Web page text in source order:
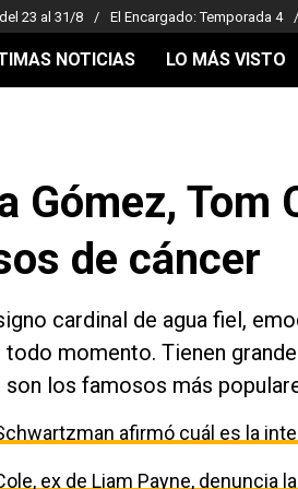
23 al 31/8 El Encargado: Temporada 4
NOTICIAS LO MÁS VISTO
Gómez, Tom
de cáncer
cardinal de agua fiel,
momento. Tienen
son los famosos más
afirmó cuál es la
ex de Liam Payne, denuncia